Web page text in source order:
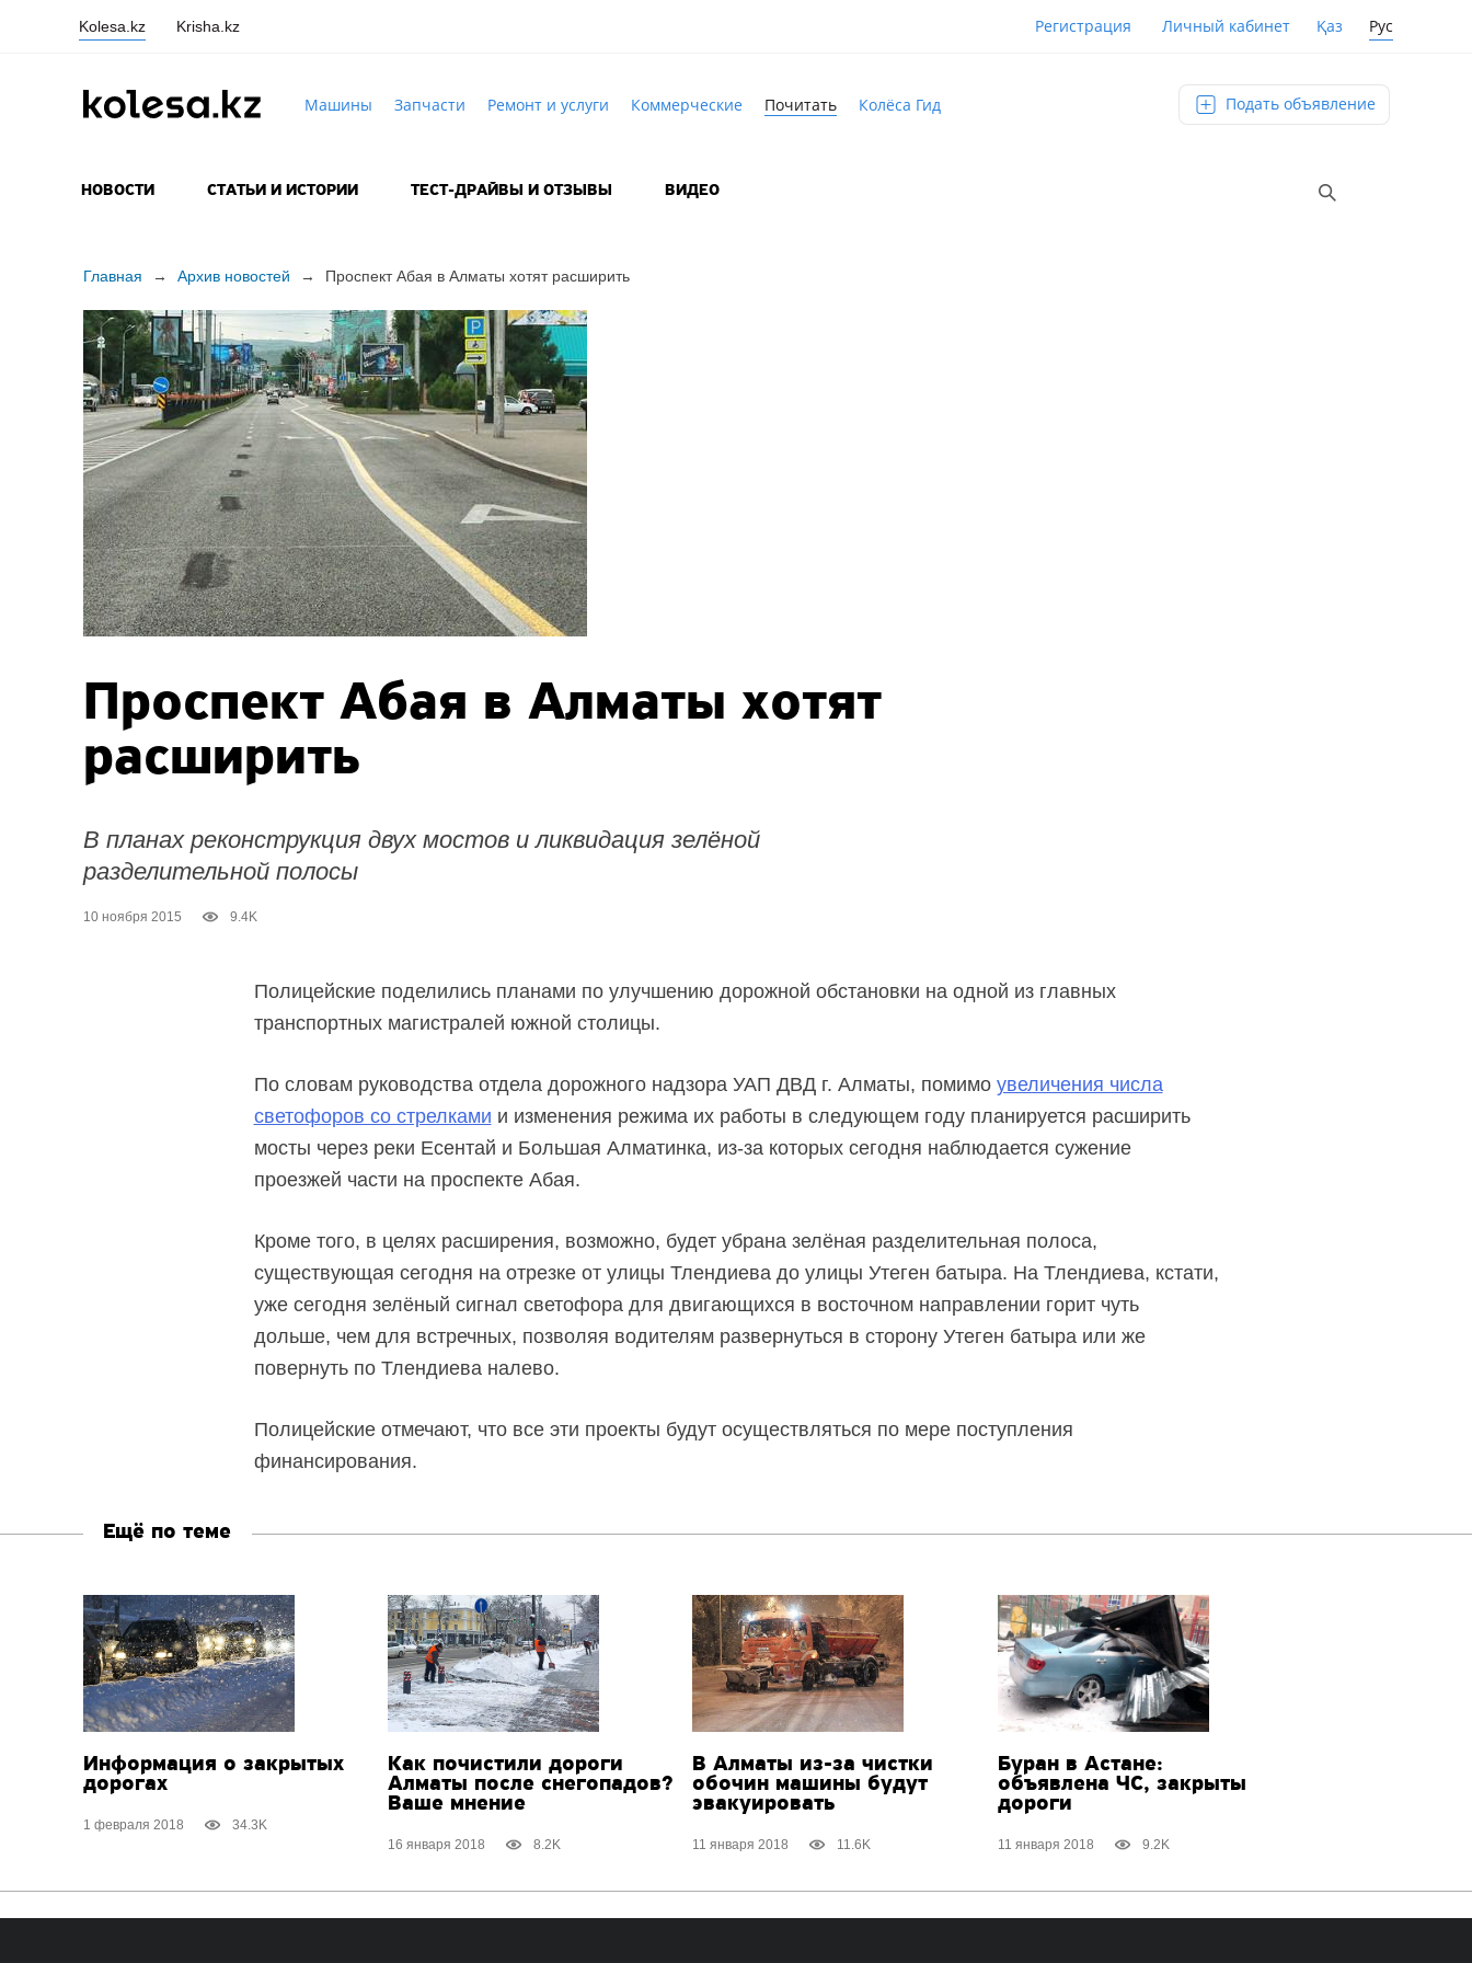
Kolesa.kz Krisha.kz Регистрация Личный кабинет Қаз Рус
Машины Запчасти Ремонт и услуги Коммерческие Почитать Колёса Гид Подать объявление
НОВОСТИ СТАТЬИ И ИСТОРИИ ТЕСТ-ДРАЙВЫ И ОТЗЫВЫ ВИДЕО
Главная → Архив новостей → Проспект Абая в Алматы хотят расширить
Проспект Абая в Алматы хотят
расширить
В планах реконструкция двух мостов и ликвидация зелёной
разделительной полосы
10 ноября 2015 9.4K
Полицейские поделились планами по улучшению дорожной обстановки на одной из главных
транспортных магистралей южной столицы.
По словам руководства отдела дорожного надзора УАП ДВД г. Алматы, помимо увеличения числа
светофоров со стрелками и изменения режима их работы в следующем году планируется расширить
мосты через реки Есентай и Большая Алматинка, из-за которых сегодня наблюдается сужение
проезжей части на проспекте Абая.
Кроме того, в целях расширения, возможно, будет убрана зелёная разделительная полоса,
существующая сегодня на отрезке от улицы Тлендиева до улицы Утеген батыра. На Тлендиева, кстати,
уже сегодня зелёный сигнал светофора для двигающихся в восточном направлении горит чуть
дольше, чем для встречных, позволяя водителям развернуться в сторону Утеген батыра или же
повернуть по Тлендиева налево.
Полицейские отмечают, что все эти проекты будут осуществляться по мере поступления
финансирования.
Ещё по теме
Информация о закрытых
дорогах
1 февраля 2018 34.3K
Как почистили дороги
Алматы после снегопадов?
Ваше мнение
16 января 2018 8.2K
В Алматы из-за чистки
обочин машины будут
эвакуировать
11 января 2018 11.6K
Буран в Астане:
объявлена ЧС, закрыты
дороги
11 января 2018 9.2K